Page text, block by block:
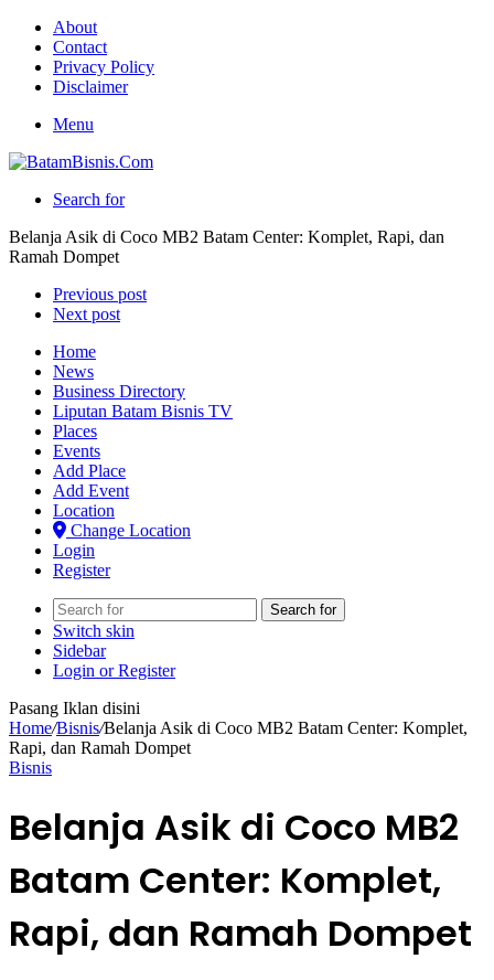
About
Contact
Privacy Policy
Disclaimer
Menu
Search for
Belanja Asik di Coco MB2 Batam Center: Komplet, Rapi, dan
Ramah Dompet
Previous post
Next post
Home
News
Business Directory
Liputan Batam Bisnis TV
Places
Events
Add Place
Add Event
Location
Change Location
Login
Register
Search for
Switch skin
Sidebar
Login or Register
Pasang Iklan disini
Home/Bisnis/Belanja Asik di Coco MB2 Batam Center: Komplet,
Rapi, dan Ramah Dompet
Bisnis
Belanja Asik di Coco MB2
Batam Center: Komplet,
Rapi, dan Ramah Dompet